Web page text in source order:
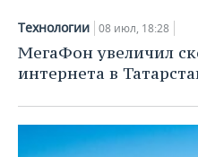
Технологии 08 июл, 18:28
МегаФон увеличил
интернета в